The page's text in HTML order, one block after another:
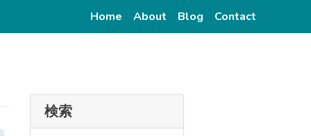
Home (current)
About (current)
Blog (current)
Contact
検索